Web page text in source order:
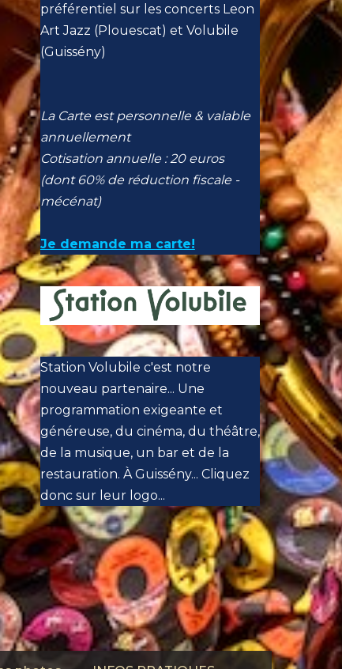
préférentiel sur les concerts Leon
Art Jazz (Plouescat) et Volubile
(Guissény)
La Carte est personnelle & valable
annuellement
Cotisation annuelle : 20 euros
(dont 60% de réduction fiscale -
mécénat)
Je demande ma carte!
Station Volubile c'est notre
nouveau partenaire... Une
programmation exigeante et
généreuse, du cinéma, du théâtre,
de la musique, un bar et de la
restauration. À Guissény... Cliquez
donc sur leur logo...